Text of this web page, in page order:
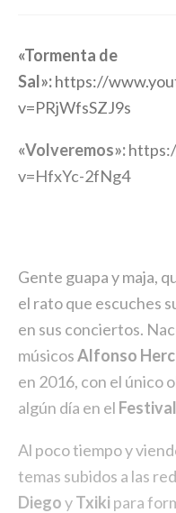
«Tormenta de
Sal»:https://
v=PRjWfsSZJ9s
«Volveremos»:
v=HfxYc-2fNg4
Gente guapa y maja,
el rato que escuches
en sus conciertos.
músicosAlfonso
en 2016, con el único
algún día en el
Al poco tiempo y
temas subidos a las
DiegoyTxiki para